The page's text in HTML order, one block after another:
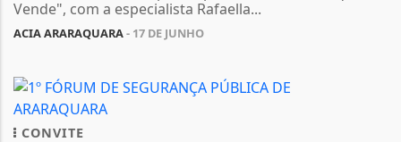
Vende", com a especialista Rafaella...
ACIA ARARAQUARA- 17 DE JUNHO
CONVITE